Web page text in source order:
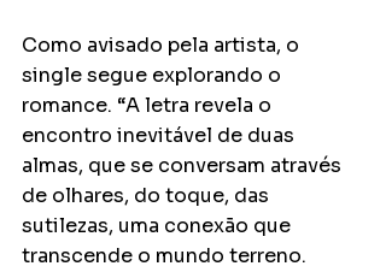
Como avisado pela artista, o
single segue explorando o
romance. “A letra revela o
encontro inevitável de duas
almas, que se conversam através
de olhares, do toque, das
sutilezas, uma conexão que
transcende o mundo terreno.